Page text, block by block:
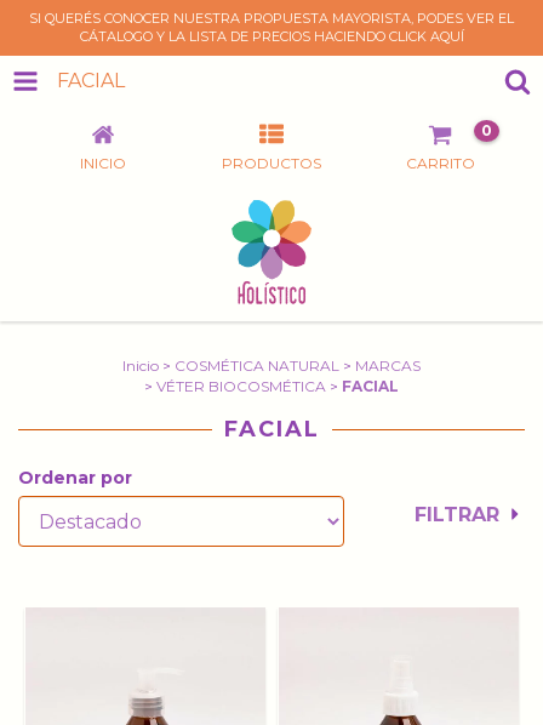
SI QUERÉS CONOCER NUESTRA PROPUESTA MAYORISTA, PODES VER EL
CÁTALOGO Y LA LISTA DE PRECIOS HACIENDO CLICK AQUÍ
FACIAL
INICIO PRODUCTOS CARRITO
0
Inicio > COSMÉTICA NATURAL > MARCAS
> VÉTER BIOCOSMÉTICA > FACIAL
FACIAL
Ordenar por
FILTRAR